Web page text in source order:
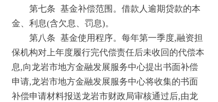
第七条 基金补偿范围。借款人逾期贷款的本
金、利息(含欠息、罚息)。
第八条 基金使用程序。每年第一季度,融资担
保机构对上年度履行完代偿责任后未收回的代偿本
息,向龙岩市地方金融发展服务中心提出书面补偿
申请,龙岩市地方金融发展服务中心将收集的书面
补偿申请材料报送龙岩市财政局审核通过后,由龙